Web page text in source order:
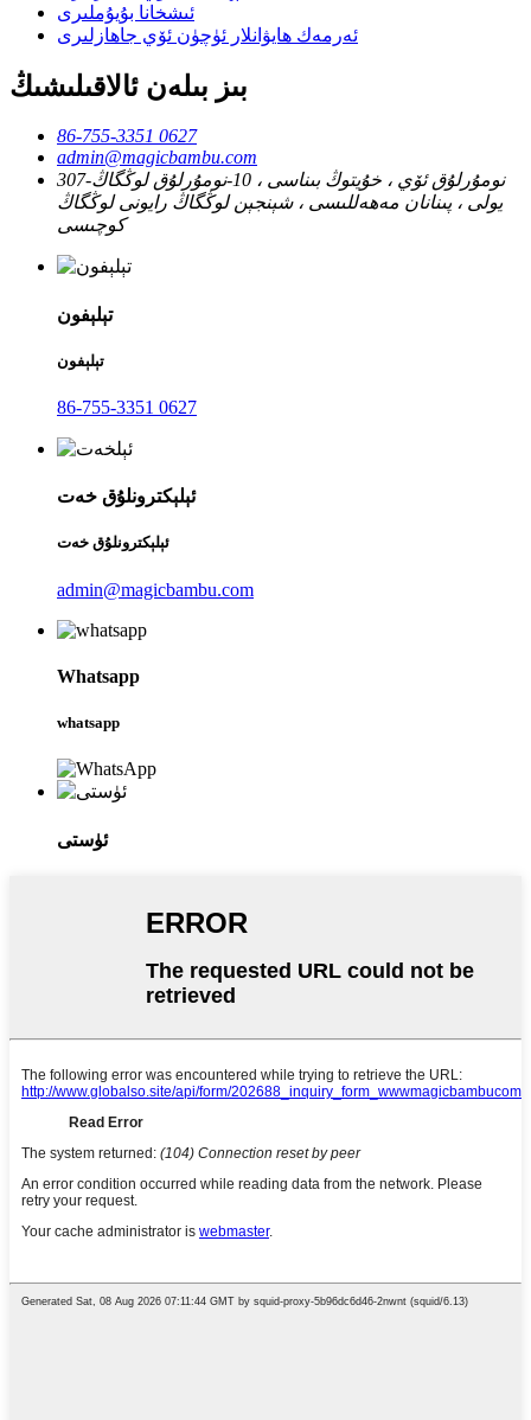
ئىشخانا بۇيۇملىرى
ئەرمەك ھايۋانلار ئۈچۈن ئۆي جاھازلىرى
بىز بىلەن ئالاقىلىشىڭ
86-755-3351 0627
admin@magicbambu.com
307-نومۇرلۇق ئۆي ، خۇيتوڭ بىناسى ، 10-نومۇرلۇق لوڭگاڭ
يولى ، پىنانان مەھەللىسى ، شېنجېن لوڭگاڭ رايونى لوڭگاڭ
كوچىسى
تېلېفون
تېلېفون
86-755-3351 0627
ئېلېكترونلۇق خەت
ئېلېكترونلۇق خەت
admin@magicbambu.com
Whatsapp
whatsapp
ئۈستى